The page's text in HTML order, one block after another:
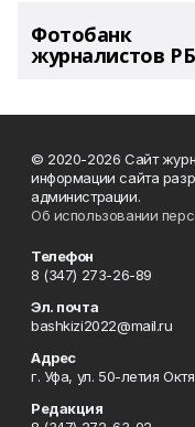
Фотобанк
журналистов РБ
© 2020-2026 Сайт
информации сайта
администрации.
Об использовании
Телефон
8 (347) 273-26-89
Эл. почта
bashkizi2022@mail.ru
Адрес
г. Уфа, ул. 50-летия
Редакция